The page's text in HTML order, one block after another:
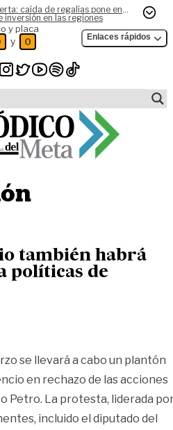
caída de regalías pone en
inversión en las regiones
y placa
y 0 Enlaces rápidos
también habrá
políticas de
se llevará a cabo un plantón
en rechazo de las acciones
Petro. La protesta, liderada
incluido el diputado del